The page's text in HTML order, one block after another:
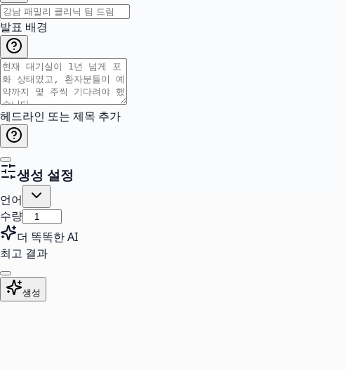
발표 배경
헤드라인 또는 제목 추가
생성 설정
언어
수량
더 똑똑한 AI
최고 결과
생성